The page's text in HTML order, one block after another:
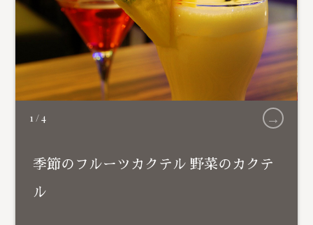
1 /4 →
季節のフルーツカクテル 野菜のカクテ
ル